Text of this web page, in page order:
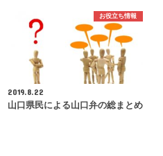
お役立ち情報
2019.8.22
山口県民による山口弁の総まとめ